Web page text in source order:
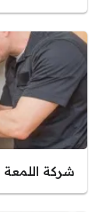
شركة اللمعة